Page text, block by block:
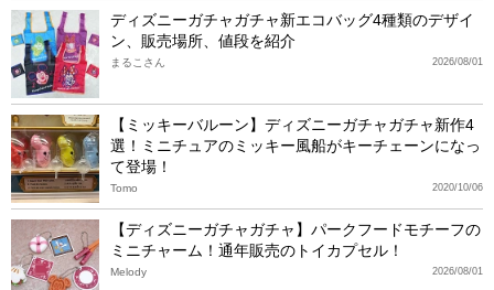
ディズニーガチャガチャ新エコバッグ4種類のデザイ
ン、販売場所、値段を紹介
2026/08/01
まるこさん
【ミッキーバルーン】ディズニーガチャガチャ新作4
選！ミニチュアのミッキー風船がキーチェーンになっ
て登場！
2020/10/06
Tomo
【ディズニーガチャガチャ】パークフードモチーフの
ミニチャーム！通年販売のトイカプセル！
2026/08/01
Melody